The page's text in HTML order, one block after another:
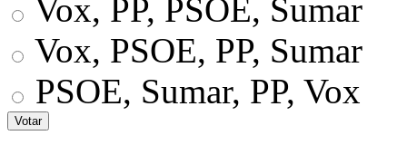
Vox, PP, PSOE, Sumar
Vox, PSOE, PP, Sumar
PSOE, Sumar, PP, Vox